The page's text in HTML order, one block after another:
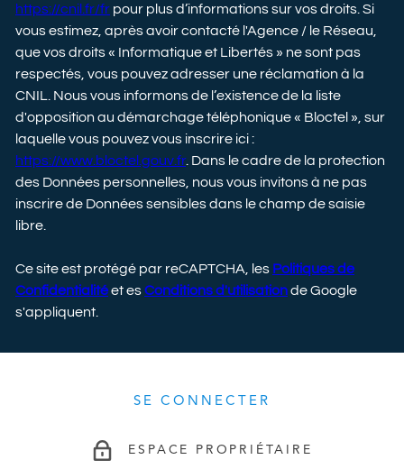
https://cnil.fr/fr pour plus d’informations sur vos droits. Si
vous estimez, après avoir contacté l'Agence / le Réseau,
que vos droits « Informatique et Libertés » ne sont pas
respectés, vous pouvez adresser une réclamation à la
CNIL. Nous vous informons de l’existence de la liste
d'opposition au démarchage téléphonique « Bloctel », sur
laquelle vous pouvez vous inscrire ici :
https://www.bloctel.gouv.fr. Dans le cadre de la protection
des Données personnelles, nous vous invitons à ne pas
inscrire de Données sensibles dans le champ de saisie
libre.
Ce site est protégé par reCAPTCHA, les Politiques de
Confidentialitéet esConditions d'utilisationde Google
s'appliquent.
SE CONNECTER
ESPACE PROPRIÉTAIRE